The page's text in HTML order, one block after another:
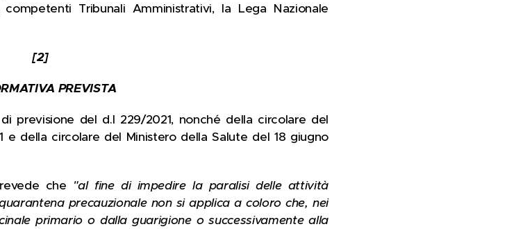
Tribunali Amministrativi, la Lega Nazionale
[2]
PREVISTA
previsione del d.l 229/2021, nonché della circolare del
della circolare del Ministero della Salute del 18 giugno
che "al fine di impedire la paralisi delle attività
precauzionale non si applica a coloro che, nei
primario o dalla guarigione o successivamente alla